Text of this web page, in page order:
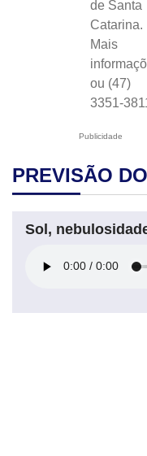
Publicidade
de Santa
Catarina.
Mais
ou (47)
3351-
PREVISÃO
Sol,